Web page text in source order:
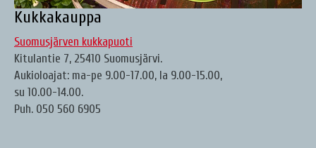
Kukkakauppa
Suomusjärven kukkapuoti
Kitulantie 7, 25410 Suomusjärvi.
Aukioloajat: ma-pe 9.00-17.00, la 9.00-15.00,
su 10.00-14.00.
Puh. 050 560 6905